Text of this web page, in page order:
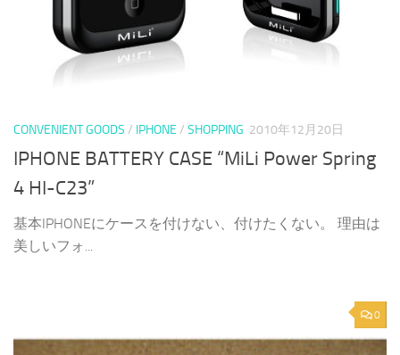
CONVENIENT GOODS / IPHONE / SHOPPING 2010年12月20日
IPHONE BATTERY CASE “MiLi Power Spring
4 HI-C23”
基本IPHONEにケースを付けない、付けたくない。 理由は
美しいフォ...
0